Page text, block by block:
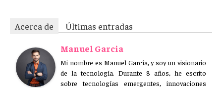
Acerca de
Últimas entradas
Manuel Garcia
Mi nombre es Manuel García, y soy un visionario
de la tecnología. Durante 8 años, he escrito
sobre tecnologías emergentes, innovaciones